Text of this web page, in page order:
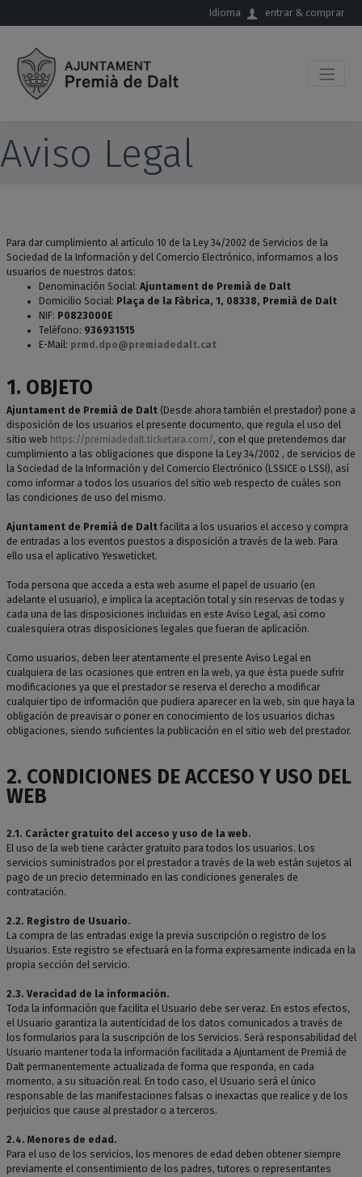
Idioma entrar & comprar
Aviso Legal
Para dar cumplimiento al artículo 10 de la Ley 34/2002 de Servicios de la
Sociedad de la Información y del Comercio Electrónico, informamos a los
usuarios de nuestros datos:
Denominación Social: Ajuntament de Premià de Dalt
Domicilio Social: Plaça de la Fàbrica, 1, 08338, Premià de Dalt
NIF: P0823000E
Teléfono: 936931515
E-Mail: prmd.dpo@premiadedalt.cat
1. OBJETO
Ajuntament de Premià de Dalt(Desde ahora también el prestador) pone a
disposición de los usuarios el presente documento, que regula el uso del
sitio web https://premiadedalt.ticketara.com/, con el que pretendemos dar
cumplimiento a las obligaciones que dispone la Ley 34/2002 , de servicios de
la Sociedad de la Información y del Comercio Electrónico (LSSICE o LSSI), así
como informar a todos los usuarios del sitio web respecto de cuáles son
las condiciones de uso del mismo.
Ajuntament de Premià de Daltfacilita a los usuarios el acceso y compra
de entradas a los eventos puestos a disposición a través de la web. Para
ello usa el aplicativo Yesweticket.
Toda persona que acceda a esta web asume el papel de usuario (en
adelante el usuario), e implica la aceptación total y sin reservas de todas y
cada una de las disposiciones incluidas en este Aviso Legal, así como
cualesquiera otras disposiciones legales que fueran de aplicación.
Como usuarios, deben leer atentamente el presente Aviso Legal en
cualquiera de las ocasiones que entren en la web, ya que ésta puede sufrir
modificaciones ya que el prestador se reserva el derecho a modificar
cualquier tipo de información que pudiera aparecer en la web, sin que haya la
obligación de preavisar o poner en conocimiento de los usuarios dichas
obligaciones, siendo suficientes la publicación en el sitio web del prestador.
2. CONDICIONES DE ACCESO Y USO DEL
WEB
2.1. Carácter gratuito del acceso y uso de la web.
El uso de la web tiene carácter gratuito para todos los usuarios. Los
servicios suministrados por el prestador a través de la web están sujetos al
pago de un precio determinado en las condiciones generales de
contratación.
2.2. Registro de Usuario.
La compra de las entradas exige la previa suscripción o registro de los
Usuarios. Este registro se efectuará en la forma expresamente indicada en la
propia sección del servicio.
2.3. Veracidad de la información.
Toda la información que facilita el Usuario debe ser veraz. En estos efectos,
el Usuario garantiza la autenticidad de los datos comunicados a través de
los formularios para la suscripción de los Servicios. Será responsabilidad del
Usuario mantener toda la información facilitada a Ajuntament de Premià de
Dalt permanentemente actualizada de forma que responda, en cada
momento, a su situación real. En todo caso, el Usuario será el único
responsable de las manifestaciones falsas o inexactas que realice y de los
perjuicios que cause al prestador o a terceros.
2.4. Menores de edad.
Para el uso de los servicios, los menores de edad deben obtener siempre
previamente el consentimiento de los padres, tutores o representantes